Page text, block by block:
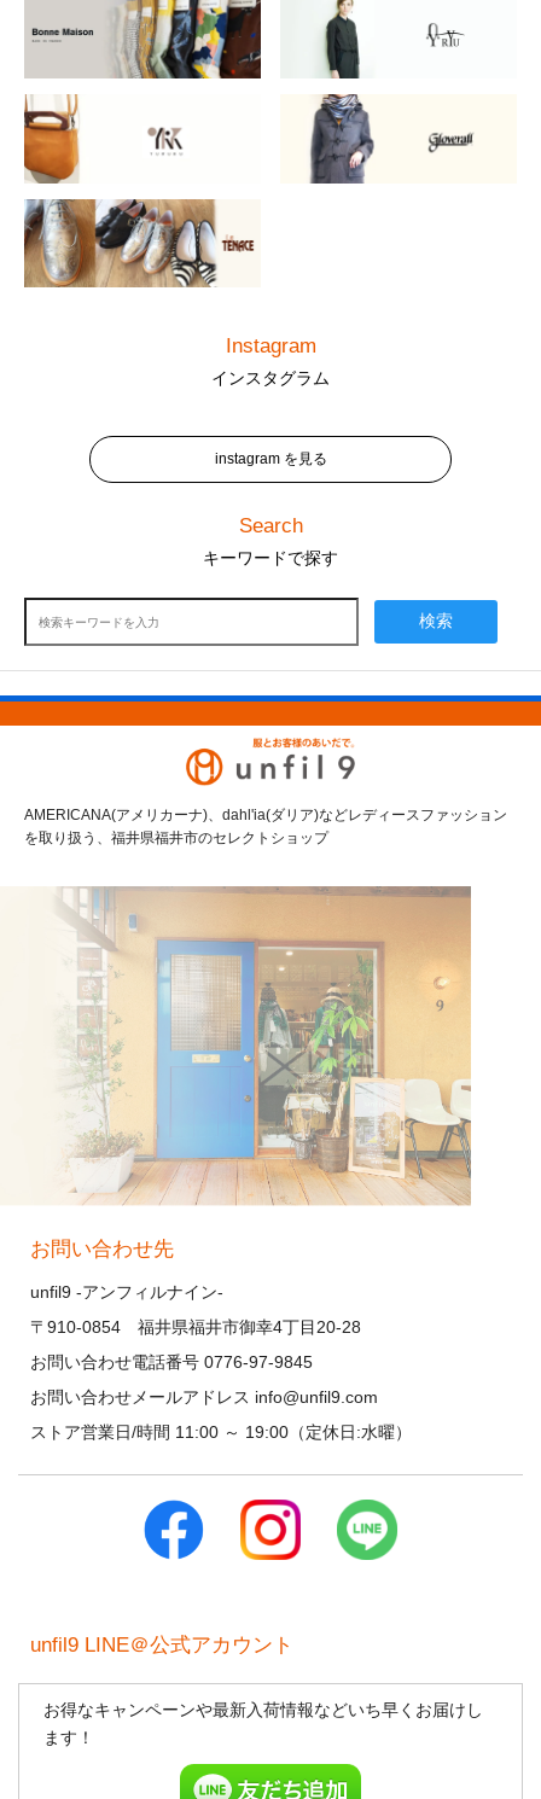
Instagram
インスタグラム
instagram を見る
Search
キーワードで探す
検索
AMERICANA(アメリカーナ)、dahl'ia(ダリア)などレディースファッション
を取り扱う、福井県福井市のセレクトショップ
お問い合わせ先
unfil9 -アンフィルナイン-
〒910-0854 福井県福井市御幸4丁目20-28
お問い合わせ電話番号 0776-97-9845
お問い合わせメールアドレス info@unfil9.com
ストア営業日/時間 11:00 ～ 19:00（定休日:水曜）
unfil9 LINE＠公式アカウント
お得なキャンペーンや最新入荷情報などいち早くお届けし
ます！